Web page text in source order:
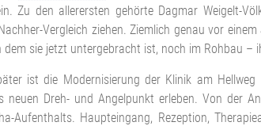
Zu den allerersten gehörte Dagmar Weigelt-
Vergleich ziehen. Ziemlich genau vor
dem sie jetzt untergebracht ist, noch im Rohbau –
ist die Modernisierung der Klinik am
neuen Dreh- und Angelpunkt erleben. Von der
Aufenthalts. Haupteingang, Rezeption,